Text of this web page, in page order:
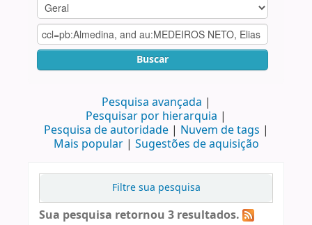
Buscar
Pesquisa avançada
Pesquisar por hierarquia
Pesquisa de autoridade
Nuvem de tags
Mais popular
Sugestões de aquisição
Filtre sua pesquisa
Sua pesquisa retornou 3 resultados.